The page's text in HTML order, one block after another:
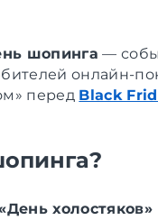
шопинга —
онлайн-
перед Black
холостяков»